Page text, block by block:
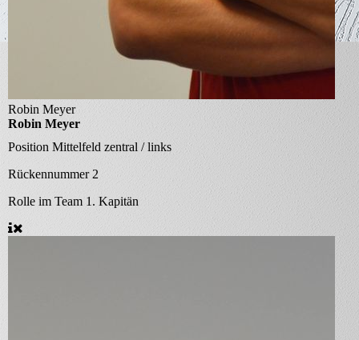
Robin Meyer
Robin Meyer
Position Mittelfeld zentral / links
Rückennummer 2
Rolle im Team 1. Kapitän